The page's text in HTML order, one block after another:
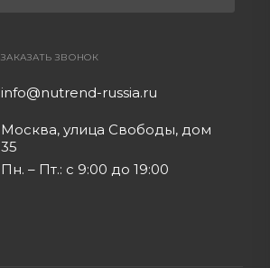
ЗАКАЗАТЬ ЗВОНОК
info@nutrend-russia.ru
Москва, улица Свободы, дом
35
Пн. – Пт.: с 9:00 до 19:00